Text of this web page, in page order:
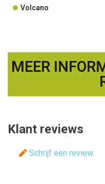
Volcano
MEER
Klant reviews
Schrijf een review